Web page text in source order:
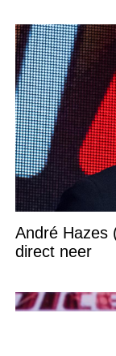
André Hazes
direct neer